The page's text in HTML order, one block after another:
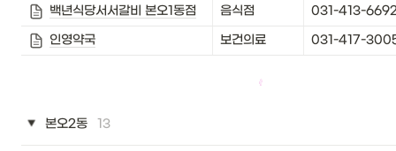
백년식당서서갈비 본오1동점
음식점
031-413-
인영약국
보건의료 031-417-
본오2동 13